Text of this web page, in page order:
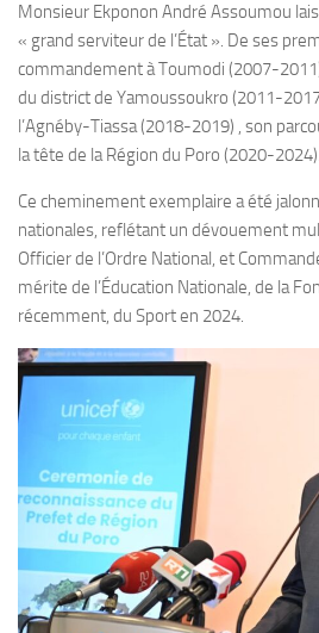
Monsieur Ekponon André Assoumou
« grand serviteur de l’État ». De ses
commandement à Toumodi (2007-
du district de Yamoussoukro (2011-
l’Agnéby-Tiassa (2018-2019) , son
la tête de la Région du Poro (2020-2024).
Ce cheminement exemplaire a été
nationales, reflétant un dévouement
Officier de l’Ordre National, et
mérite de l’Éducation Nationale, de la
récemment, du Sport en 2024.